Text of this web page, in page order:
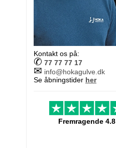
Kontakt os på:
✆ 77 77 77 17
✉ info@hokagulve.dk
Se åbningstider her
Fremragende 4.8